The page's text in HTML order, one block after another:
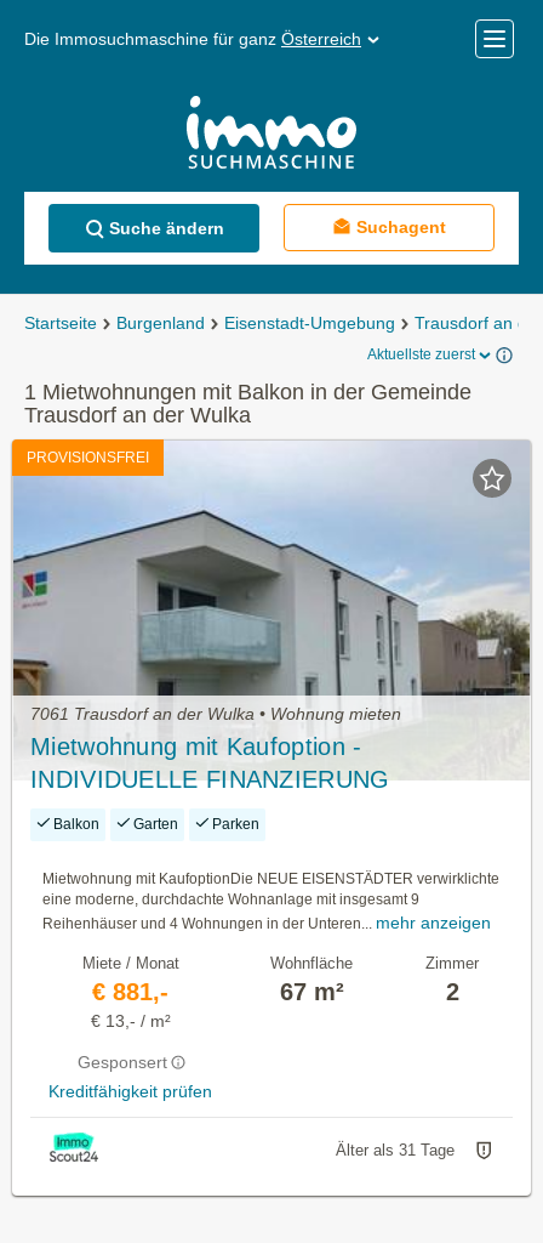
Die Immosuchmaschine für ganz Österreich
Menü
Suche ändern Suchagent
Startseite Burgenland Eisenstadt-Umgebung Trausdorf an
Aktuellste zuerst
1 Mietwohnungen mit Balkon in der Gemeinde
Trausdorf an der Wulka
PROVISIONSFREI
7061 Trausdorf an der Wulka • Wohnung mieten
Mietwohnung mit Kaufoption -
INDIVIDUELLE FINANZIERUNG
MÖGLICH
Balkon Garten Parken
Mietwohnung mit KaufoptionDie NEUE EISENSTÄDTER verwirklichte
eine moderne, durchdachte Wohnanlage mit insgesamt 9
Reihenhäuser und 4 Wohnungen in der Unteren...
mehr anzeigen
Miete / Monat
€ 881,-
€ 13,- / m²
Gesponsert
Kreditfähigkeit prüfen
Wohnfläche
67 m²
Zimmer
2
Älter als 31 Tage